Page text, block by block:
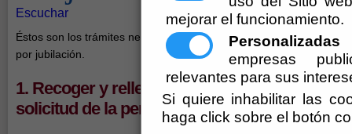
mejorar el funcionamiento.
Personalizadas
empresas
relevantes para sus
Si quiere inhabilitar las
haga click sobre el botón
Escuchar
Éstos son los trámites necesarios para solicitar la pensión
por jubilación.
1. Recoger y rellenar el modelo de
solicitud de la pensión de jubilación.